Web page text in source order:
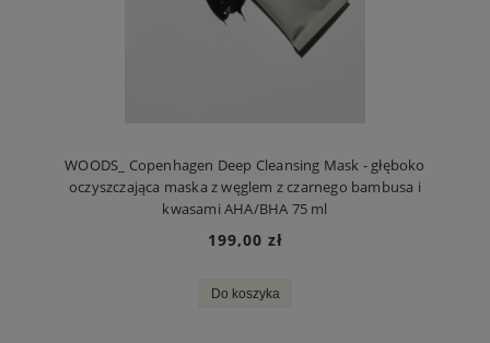
WOODS_ Copenhagen Deep Cleansing Mask - głęboko
oczyszczająca maska z węglem z czarnego bambusa i
kwasami AHA/BHA 75 ml
199,00 zł
Do koszyka